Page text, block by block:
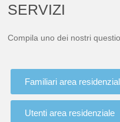
SERVIZI
Compila uno dei nostri
Familiari area
Utenti area residenziale